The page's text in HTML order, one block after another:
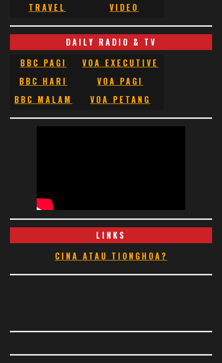
TRAVEL
VIDEO
DAILY RADIO & TV
BBC PAGI
VOA EXECUTIVE
BBC HARI
VOA PAGI
BBC MALAM
VOA PETANG
LINKS
CINA ATAU TIONGHOA?